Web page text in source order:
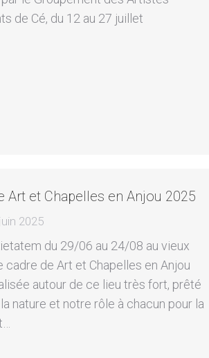
de Cé, du 12 au 27 juillet
Art et Chapelles en Anjou 2025
2025
du 29/06 au 24/08 au vieux
de Art et Chapelles en Anjou
autour de ce lieu très fort, prêté
nature et notre rôle à chacun pour la